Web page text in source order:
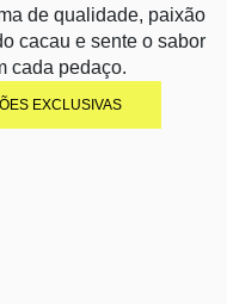
de qualidade, paixão
cacau e sente o sabor
cada pedaço.
EXCLUSIVAS